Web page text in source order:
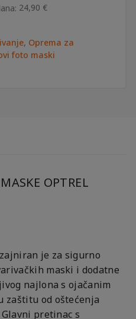
24,90 €
, Oprema za
foto maski
OPTREL
je za sigurno
maski i dodatne
najlona s ojačanim
zaštitu od oštećenja
pretinac s